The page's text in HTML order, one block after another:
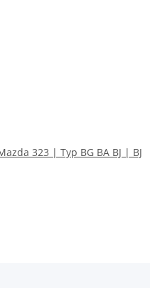
323 | Typ BG BA BJ | BJ